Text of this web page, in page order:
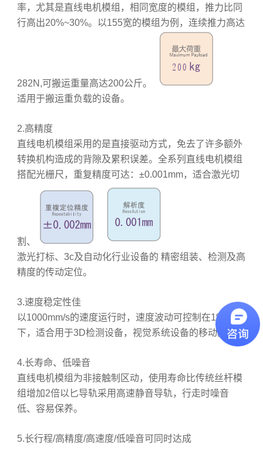
率，尤其是直线电机模组，相同宽度的模组，推力比同
行高出20%~30%。以155宽的模组为例，连续推力高达
282N,可搬运重量高达200公斤。
适用于搬运重负载的设备。
2.高精度
直线电机模组采用的是直接驱动方式，免去了许多额外
转换机构造成的背隙及累积误差。全系列直线电机模组
搭配光栅尺，重复精度可达：±0.001mm，适合激光切
割、
激光打标、3c及自动化行业设备的 精密组装、检测及高
精度的传动定位。
3.速度稳定性佳
以1000mm/s的速度运行时，速度波动可控制在1%以
下，适合用于3D检测设备，视觉系统设备的移动。
4.长寿命、低噪音
直线电机模组为非接触制区动，使用寿命比传统丝杆模
组增加2倍以匕导轨采用高速静音导轨，行走时噪音
低、容易保养。
5.长行程/高精度/高速度/低噪音可同时达成